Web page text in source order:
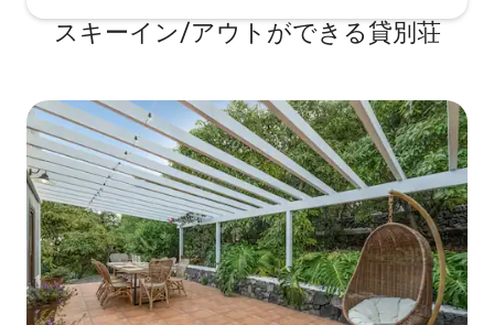
スキーイン/アウトができる貸別荘